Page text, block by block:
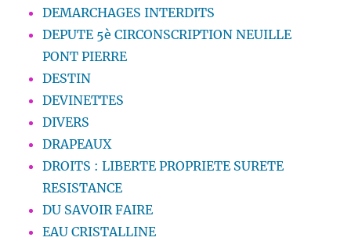
DEMARCHAGES INTERDITS
DEPUTE 5è CIRCONSCRIPTION NEUILLE
PONT PIERRE
DESTIN
DEVINETTES
DIVERS
DRAPEAUX
DROITS : LIBERTE PROPRIETE SURETE
RESISTANCE
DU SAVOIR FAIRE
EAU CRISTALLINE